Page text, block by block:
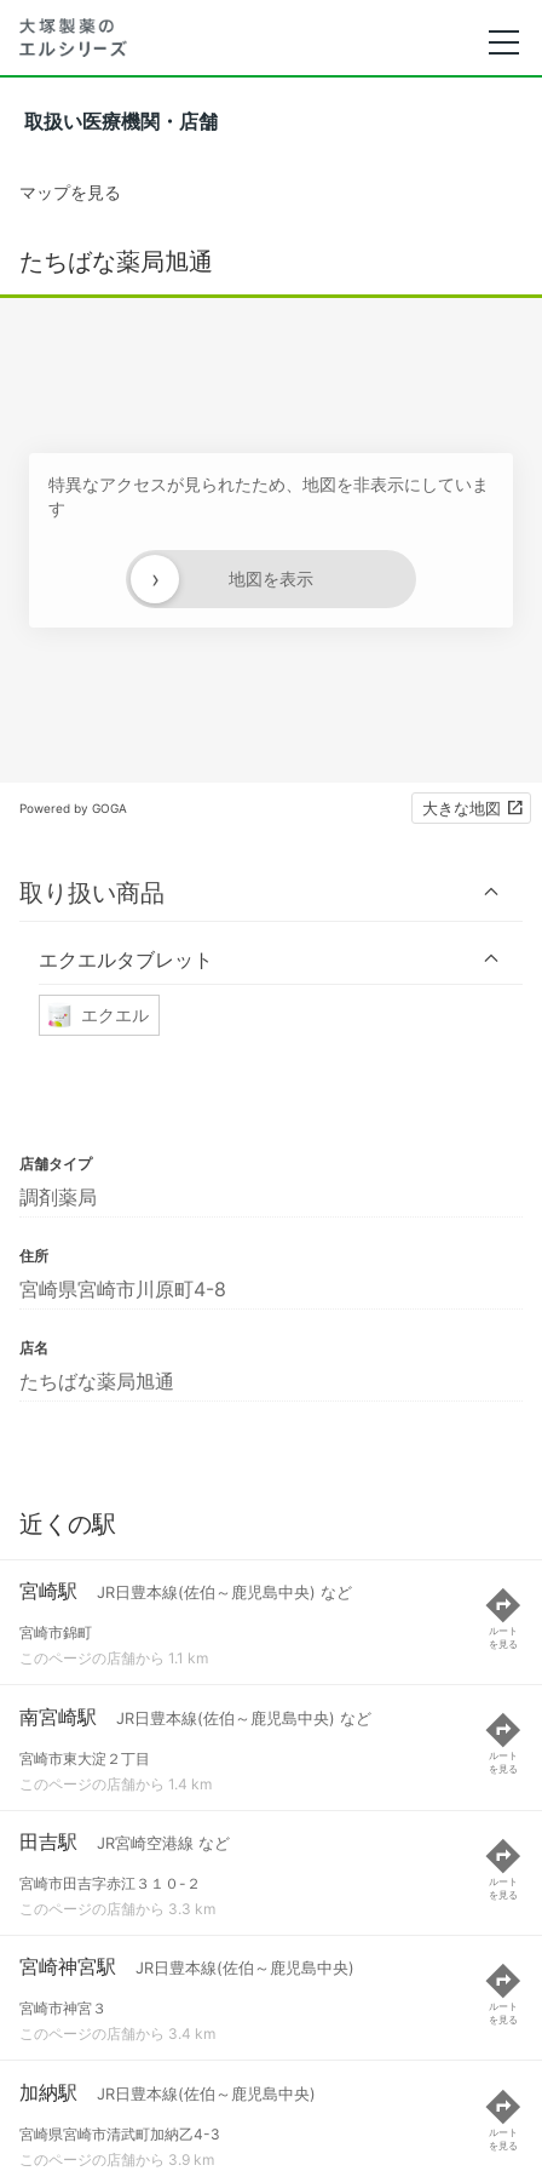
取扱い医療機関・店舗
マップを見る
たちばな薬局旭通
特異なアクセスが見られたため、地図を非表示にしていま
す
地図を表示
›
Powered by GOGA 大きな地図
取り扱い商品
エクエルタブレット
エクエル
店舗タイプ
調剤薬局
住所
宮崎県宮崎市川原町4-8
店名
たちばな薬局旭通
近くの駅
宮崎駅 JR日豊本線(佐伯～鹿児島中央) など
宮崎市錦町
このページの店舗から 1.1 km
ルート
を見る
南宮崎駅 JR日豊本線(佐伯～鹿児島中央) など
宮崎市東大淀２丁目
このページの店舗から 1.4 km
ルート
を見る
田吉駅 JR宮崎空港線 など
宮崎市田吉字赤江３１０-２
このページの店舗から 3.3 km
ルート
を見る
宮崎神宮駅 JR日豊本線(佐伯～鹿児島中央)
宮崎市神宮３
このページの店舗から 3.4 km
ルート
を見る
加納駅 JR日豊本線(佐伯～鹿児島中央)
宮崎県宮崎市清武町加納乙4-3
このページの店舗から 3.9 km
ルート
を見る